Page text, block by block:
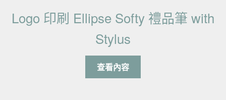
Logo 印刷 Ellipse Softy 禮品筆 with
Stylus
查看內容